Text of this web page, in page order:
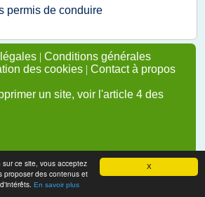
X
ce site, vous acceptez
proposer des contenus et
En savoir plus
permis de conduire
| Conditions générales
des cookies | Contact à propos
un site, voir l'article 4 des